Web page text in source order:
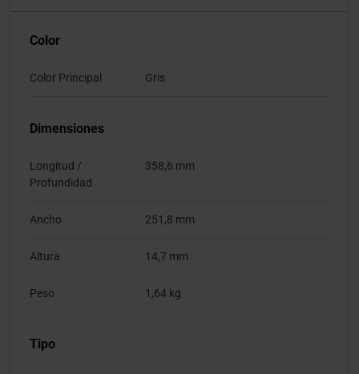
Color
Color Principal Gris
Dimensiones
Longitud /
Profundidad
358,6 mm
Ancho 251,8 mm
Altura 14,7 mm
Peso 1,64 kg
Tipo